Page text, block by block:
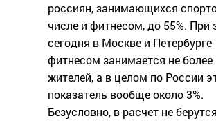
россиян, занимающихся
числе и фитнесом, до 55%. При
сегодня в Москве и Петербурге
фитнесом занимается не более
жителей, а в целом по России
показатель вообще около 3%.
Безусловно, в расчет не